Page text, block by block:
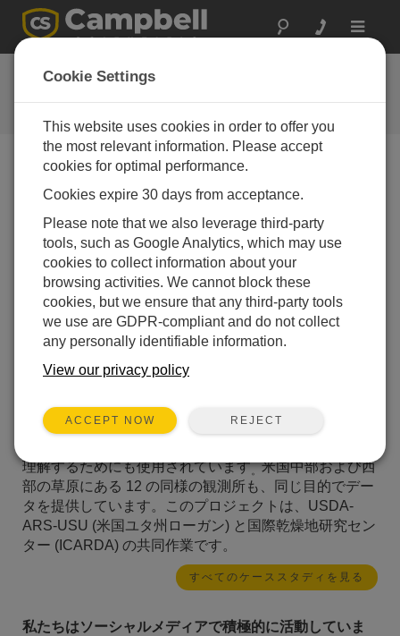
Toggle
中央アジア: 牧草地の
CO モニタリング
3 つのボーエン比観測所が中央アジアの草原における
CO2 フラックスを監視しています。ウズベキスタン、
続的な CO2 フラックス測定を行っており、これは飼料
生産の GIS モデルの開発に使用されています。このデ
理解するためにも使用されています。 米国中部および西
部の草原にある 12 の同様の観測所も、同じ目的でデー
タを提供しています。このプロジェクトは、USDA-
ARS-USU (米国ユタ州ローガン) と国際乾燥地研究セン
ター (ICARDA) の共同作業です。
すべてのケーススタディを見る
私たちはソーシャルメディアで積極的に活動していま
Cookie Settings
This website uses cookies in order to offer you
the most relevant information. Please accept
cookies for optimal performance.
Cookies expire 30 days from acceptance.
Please note that we also leverage third-party
tools, such as Google Analytics, which may use
cookies to collect information about your
browsing activities. We cannot block these
cookies, but we ensure that any third-party tools
we use are GDPR-compliant and do not collect
any personally identifiable information.
View our privacy policy
ACCEPT NOW REJECT